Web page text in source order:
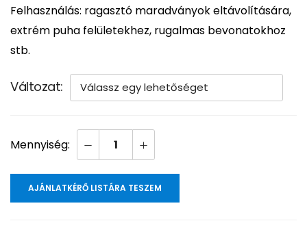
Felhasználás: ragasztó maradványok eltávolítására,
extrém puha felületekhez, rugalmas bevonatokhoz
stb.
Változat
AJÁNLATKÉRŐ LISTÁRA TESZEM